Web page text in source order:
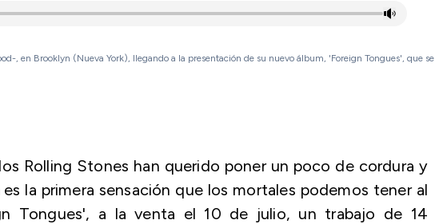
, en Brooklyn (Nueva York), llegando a la presentación de su nuevo álbum, 'Foreign Tongues', que se
Rolling Stones han querido poner un poco de cordura y
la primera sensación que los mortales podemos tener al
Tongues', a la venta el 10 de julio, un trabajo de 14